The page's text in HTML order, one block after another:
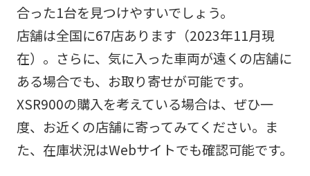
合った1台を見つけやすいでしょう。
店舗は全国に67店あります（2023年11月現
在）。さらに、気に入った車両が遠くの店舗に
ある場合でも、お取り寄せが可能です。
XSR900の購入を考えている場合は、ぜひ一
度、お近くの店舗に寄ってみてください。ま
た、在庫状況はWebサイトでも確認可能です。